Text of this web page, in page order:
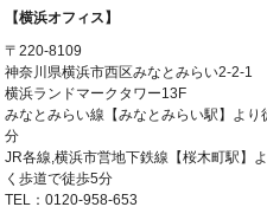
【横浜オフィス】
〒220-8109
神奈川県横浜市西区みなとみらい2-2-1
横浜ランドマークタワー13F
みなとみらい線【みなとみらい駅】より
分
JR各線,横浜市営地下鉄線【桜木町駅】
く歩道で徒歩5分
TEL：0120-958-653